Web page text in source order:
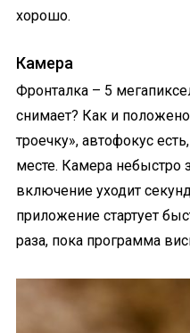
хорошо.
Камера
Фронталка – 5
снимает? Как и
троечку», автофокус
месте. Камера небыстро
включение уходит
приложение стартует
раза, пока программа